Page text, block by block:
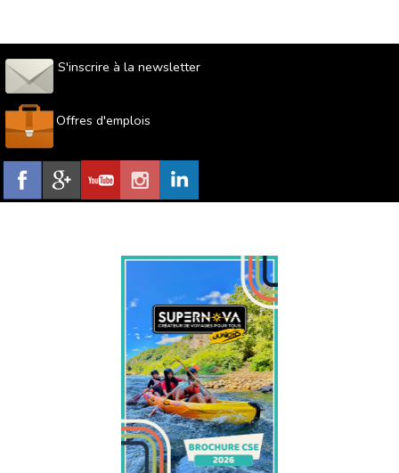
S'inscrire à la newsletter
Offres d'emplois